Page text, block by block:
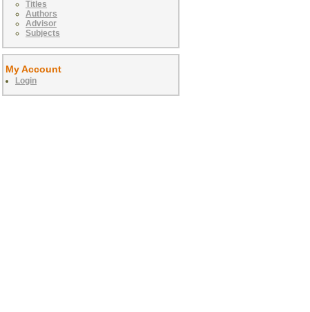
Titles
Authors
Advisor
Subjects
My Account
Login